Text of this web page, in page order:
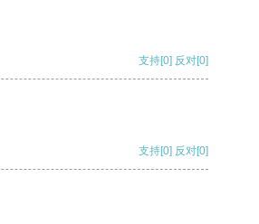
支持[0] 反对[0]
支持[0] 反对[0]